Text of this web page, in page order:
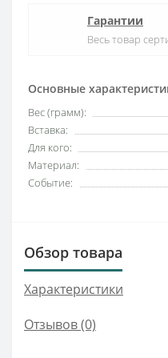
Основные
Вес (грамм):
Вставка:
Для кого:
Материал:
Событие:
Гарантии
Весь товар
Обзор товара
Характеристики
Отзывов (0)